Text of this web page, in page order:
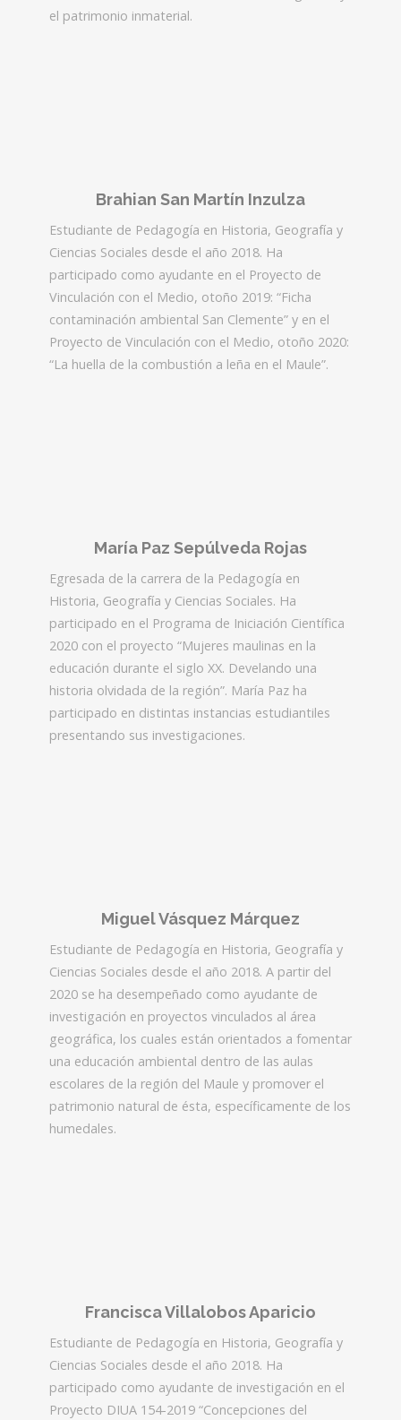
el patrimonio inmaterial.
Brahian San Martín Inzulza
Estudiante de Pedagogía en Historia, Geografía y
Ciencias Sociales desde el año 2018. Ha
participado como ayudante en el Proyecto de
Vinculación con el Medio, otoño 2019: “Ficha
contaminación ambiental San Clemente” y en el
Proyecto de Vinculación con el Medio, otoño 2020:
“La huella de la combustión a leña en el Maule”.
María Paz Sepúlveda Rojas
Egresada de la carrera de la Pedagogía en
Historia, Geografía y Ciencias Sociales. Ha
participado en el Programa de Iniciación Científica
2020 con el proyecto “Mujeres maulinas en la
educación durante el siglo XX. Develando una
historia olvidada de la región”. María Paz ha
participado en distintas instancias estudiantiles
presentando sus investigaciones.
Miguel Vásquez Márquez
Estudiante de Pedagogía en Historia, Geografía y
Ciencias Sociales desde el año 2018. A partir del
2020 se ha desempeñado como ayudante de
investigación en proyectos vinculados al área
geográfica, los cuales están orientados a fomentar
una educación ambiental dentro de las aulas
escolares de la región del Maule y promover el
patrimonio natural de ésta, específicamente de los
humedales.
Francisca Villalobos Aparicio
Estudiante de Pedagogía en Historia, Geografía y
Ciencias Sociales desde el año 2018. Ha
participado como ayudante de investigación en el
Proyecto DIUA 154-2019 “Concepciones del